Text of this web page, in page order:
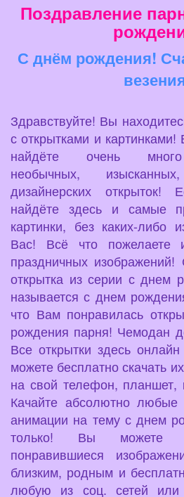
Поздравление
С днём рождения!
Здравствуйте! Вы
с открытками и
найдёте очень много
необычных,
дизайнерских открыток!
найдёте здесь и самые
картинки, без каких-либо
Вас! Всё что пожелаете
праздничных
открытка из серии с днем
называется с днем
что Вам понравилась
рождения парня! Чемодан
Все открытки здесь
можете бесплатно скачать
на свой телефон, планшет,
Качайте абсолютно любые
анимации на тему с днем
только! Вы можете
понравившиеся
близким, родным и
любую из соц. сетей или